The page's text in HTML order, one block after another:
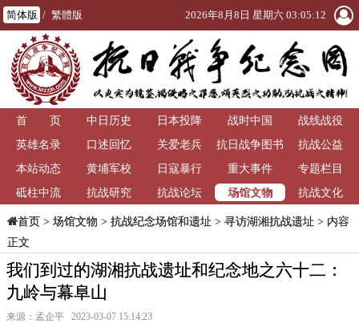
简体版 / 繁體版 2026年8月8日 星期六 03:05:13
首 页 中日历史 日本投降 战时中国
战线战役
英雄名录
口述回忆 关爱老兵
抗日战争图书
馆
抗战公益
本站动态
黄埔军校 日寇暴行 重大事件
专题栏目
砥柱中流
抗战研究 抗战论坛 场馆文物 抗战文化
首页> 场馆文物 > 抗战纪念场馆和遗址 > 寻访湖湘抗战遗址 > 内容
正文
我们到过的湖湘抗战遗址和纪念地之六十二：
九岭与幕阜山
来源：孟企平 2023-03-07 15:14:23